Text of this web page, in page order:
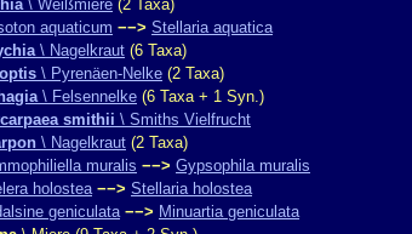
\ Weißmiere (2 Taxa)
aquaticum −−> Stellaria aquatica
\ Nagelkraut (6 Taxa)
\ Pyrenäen-Nelke (2 Taxa)
\ Felsennelke (6 Taxa + 1 Syn.)
smithii \ Smiths Vielfrucht
\ Nagelkraut (2 Taxa)
muralis −−> Gypsophila muralis
holostea −−> Stellaria holostea
geniculata −−> Minuartia geniculata